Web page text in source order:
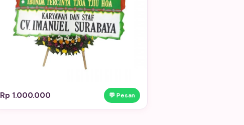
Rp 1.000.000 💬 Pesan